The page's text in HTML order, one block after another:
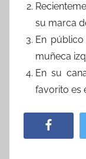
su marca
En
muñeca
En su
favorito es